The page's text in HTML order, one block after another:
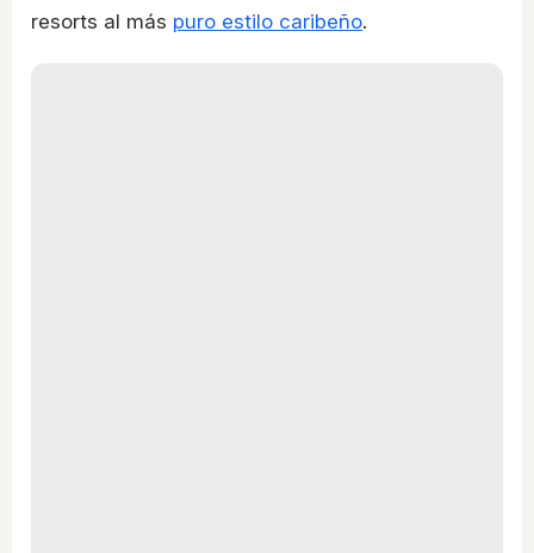
resorts al más puro estilo caribeño.